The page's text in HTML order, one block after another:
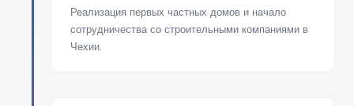
Реализация первых частных домов и начало
сотрудничества со строительными компаниями в
Чехии.